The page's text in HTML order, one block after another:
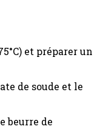
et préparer un
de soude et le
beurre de